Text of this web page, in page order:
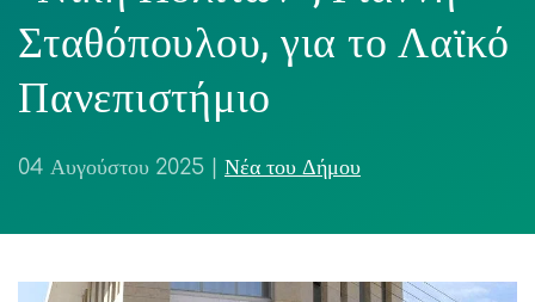
Σταθόπουλου, για το Λαϊκό
Πανεπιστήμιο
04 Αυγούστου 2025 Νέα του Δήμου